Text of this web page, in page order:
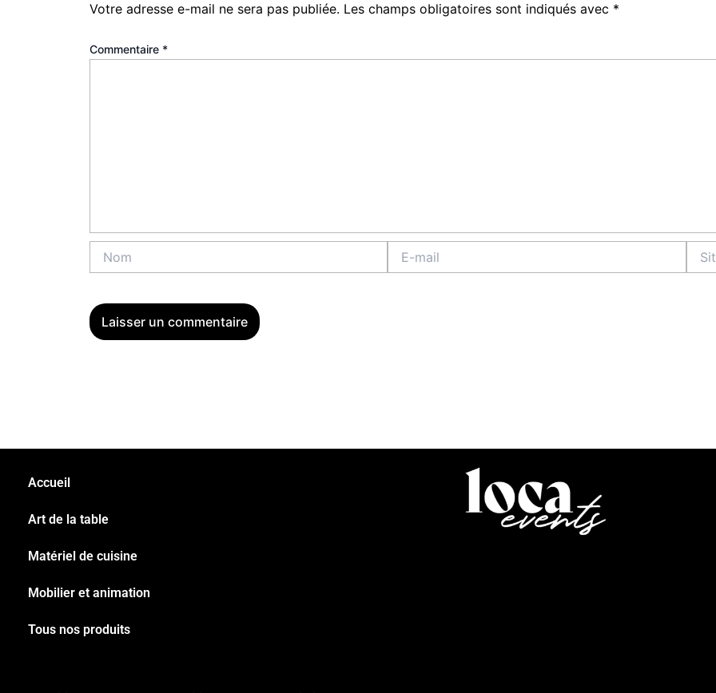
Votre adresse e-mail ne sera pas publiée. Les champs obligatoires sont indiqués avec *
Commentaire *
mail
Accueil
Art de la table
Matériel de cuisine
Mobilier et animation
Tous nos produits